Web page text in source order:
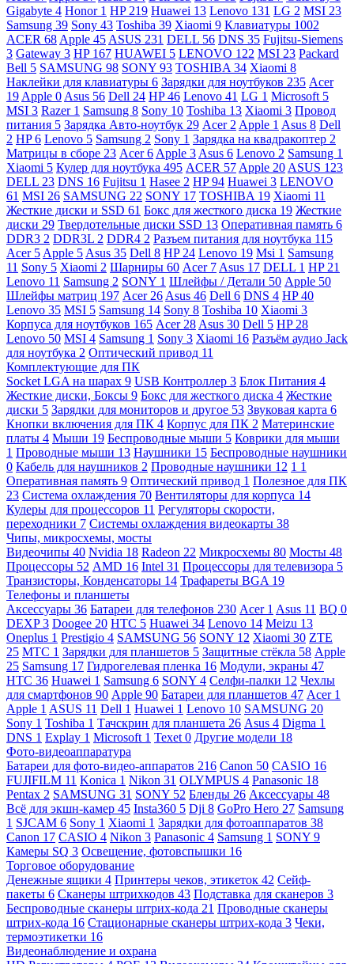
Gigabyte 4 Honor 1 HP 219 Huawei 13 Lenovo 131 LG 2 MSI 23
Samsung 39 Sony 43 Toshiba 39 Xiaomi 9 Клавиатуры 1002
ACER 68 Apple 45 ASUS 231 DELL 56 DNS 35 Fujitsu-Siemens
3 Gateway 3 HP 167 HUAWEI 5 LENOVO 122 MSI 23 Packard
Bell 5 SAMSUNG 98 SONY 93 TOSHIBA 34 Xiaomi 8
Наклейки для клавиатуры 6 Зарядки для ноутбуков 235 Acer
19 Apple 0 Asus 56 Dell 24 HP46 Lenovo 41 LG 1 Microsoft 5
MSI 3 Razer 1 Samsung 8 Sony 10 Toshiba 13 Xiaomi 3 Провод
питания 5 Зарядка Авто-ноутбук 29 Acer 2 Apple 1 Asus 8 Dell
2 HP6 Lenovo 5 Samsung 2 Sony 1 Зарядка на квадракоптер 2
Матрицы в сборе 23 Acer6 Apple 3 Asus 6 Lenovo 2 Samsung 1
Xiaomi 5 Кулер для ноутбука 495 ACER 57 Apple 20 ASUS 123
DELL 23 DNS 16 Fujitsu 1 Hasee 2 HP94 Huawei 3 LENOVO
61 MSI 26 SAMSUNG 22 SONY 17 TOSHIBA 19 Xiaomi 11
Жесткие диски и SSD 61 Бокс для жесткого диска 19 Жесткие
диски 29 Твердотельные диски SSD 13 Оперативная память 6
DDR3 2 DDR3L 2 DDR4 2 Разъем питания для ноутбука 115
Acer 5 Apple 5 Asus 35 Dell 8 HP 24 Lenovo 19 Msi 1 Samsung
11 Sony 5 Xiaomi 2 Шарниры 60 Acer 7 Asus 17 DELL 1 HP 21
Lenovo 11 Samsung 2 SONY 1 Шлейфы / Детали 50 Apple 50
Шлейфы матриц 197 Acer 26 Asus 46 Dell 6 DNS 4 HP40
Lenovo 35 MSI 5 Samsung 14 Sony 8 Toshiba 10 Xiaomi 3
Корпуса для ноутбуков 165 Acer 28 Asus 30 Dell 5 HP 28
Lenovo 50 MSI 4 Samsung 1 Sony 3 Xiaomi 16 Разъём аудио Jack
для ноутбука 2 Оптический привод 11
Комплектующие для ПК
Socket LGA на шарах 9 USB Контроллер 3 Блок Питания 4
Жесткие диски, Боксы 9 Бокс для жесткого диска 4 Жесткие
диски 5 Зарядки для мониторов и другое 53 Звуковая карта 6
Кнопки включения для ПК 4 Корпус для ПК 2 Материнские
платы 4 Мыши 19 Беспроводные мыши 5 Коврики для мыши
1 Проводные мыши 13 Наушники 15 Беспроводные наушники
0 Кабель для наушников 2 Проводные наушники 12 1 1
Оперативная память 9 Оптический привод 1 Полезное для ПК
23 Система охлаждения 70 Вентиляторы для корпуса 14
Кулеры для процессоров 11 Регуляторы скорости,
переходники 7 Системы охлаждения видеокарты 38
Чипы, микросхемы, мосты
Видеочипы 40 Nvidia 18 Radeon 22 Микросхемы 80 Мосты 48
Процессоры 52 AMD 16 Intel 31 Процессоры для телевизора 5
Транзисторы, Конденсаторы 14 Трафареты BGA 19
Телефоны и планшеты
Аксессуары 36 Батареи для телефонов 230 Acer 1 Asus 11 BQ 0
DEXP3 Doogee 20 HTC 5 Huawei 34 Lenovo 14 Meizu 13
Oneplus 1 Prestigio 4 SAMSUNG 56 SONY 12 Xiaomi 30 ZTE
25 МТС 1 Зарядки для планшетов 5 Защитные стёкла 58 Apple
25 Samsung 17 Гидрогелевая пленка 16 Модули, экраны 47
HTC 36 Huawei 1 Samsung 6 SONY 4 Селфи-палки 12 Чехлы
для смартфонов 90 Apple 90 Батареи для планшетов 47 Acer 1
Apple 1 ASUS 11 Dell 1 Huawei 1 Lenovo 10 SAMSUNG 20
Sony 1 Toshiba 1 Тачскрин для планшета 26 Asus 4 Digma 1
DNS 1 Explay 1 Microsoft 1 Texet 0 Другие модели 18
Фото-видеоаппаратура
Батареи для фото-видео-аппаратов 216 Canon 50 CASIO 16
FUJIFILM 11 Konica 1 Nikon 31 OLYMPUS 4 Panasonic 18
Pentax 2 SAMSUNG 31 SONY 52 Бленды 26 Аксессуары 48
Всё для экшн-камер 45 Insta360 5 Dji 8 GoPro Hero 27 Samsung
1 SJCAM 6 Sony 1 Xiaomi 1 Зарядки для фотоаппаратов 38
Canon 17 CASIO 4 Nikon 3 Panasonic 4 Samsung 1 SONY 9
Камеры SQ 3 Освещение, фотовспышки 16
Торговое оборудование
Денежные ящики 4 Принтеры чеков, этикеток 42 Сейф-
пакеты 6 Сканеры штрихкодов 43 Подставка для сканеров 3
Беспроводные сканеры штрих-кода 21 Проводные сканеры
штрих-кода 16 Стационарные сканеры штрих-кода 3 Чеки,
термоэтикетки 16
Видеонаблюдение и охрана